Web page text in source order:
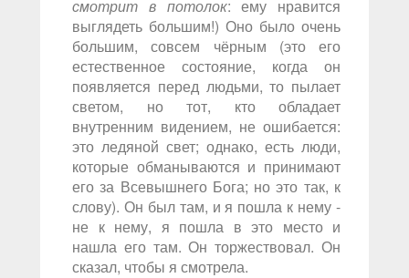
смотрит в потолок: ему нравится
выглядеть большим!) Оно было очень
большим, совсем чёрным (это его
естественное состояние, когда он
появляется перед людьми, то пылает
светом, но тот, кто обладает
внутренним видением, не ошибается:
это ледяной свет; однако, есть люди,
которые обманываются и принимают
его за Всевышнего Бога; но это так, к
слову). Он был там, и я пошла к нему -
не к нему, я пошла в это место и
нашла его там. Он торжествовал. Он
сказал, чтобы я смотрела.